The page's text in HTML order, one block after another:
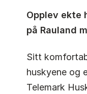
Opplev ekte
på Rauland
Sitt
huskyene og
Telemark